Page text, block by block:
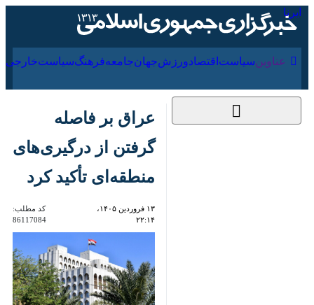
عناوین‌ سیاست اقتصاد ورزش جهان جامعه فرهنگ
عراق بر فاصله گرفتن از
درگیری‌های منطقه‌ای
تأکید کرد
۲۲:۱۴
کد مطلب:
86117084